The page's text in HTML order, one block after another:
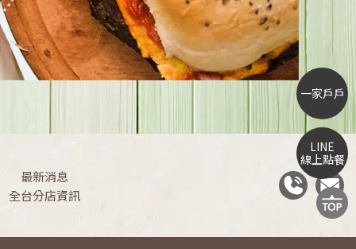
最新消息
全台分店資訊
一家戶戶
LINE
線上點餐